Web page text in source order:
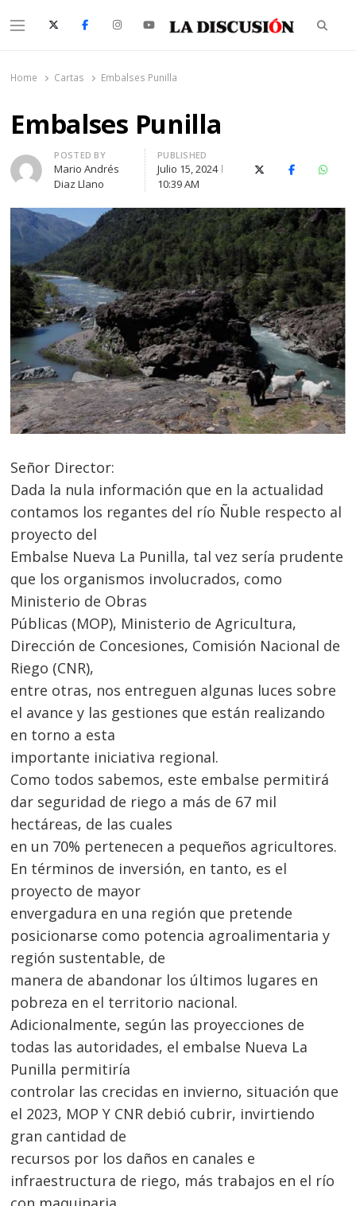
Menu
Home Cartas Embalses Punilla
Embalses Punilla
Author
POSTED BY
Mario Andrés
Diaz Llano
PUBLISHED
Julio 15, 2024
10:39 AM
X (Twitter)Facebook
Señor Director:
Dada la nula información que en la actualidad
contamos los regantes del río Ñuble respecto al
proyecto del
Embalse Nueva La Punilla, tal vez sería prudente
que los organismos involucrados, como
Ministerio de Obras
Públicas (MOP), Ministerio de Agricultura,
Dirección de Concesiones, Comisión Nacional de
Riego (CNR),
entre otras, nos entreguen algunas luces sobre
el avance y las gestiones que están realizando
en torno a esta
importante iniciativa regional.
Como todos sabemos, este embalse permitirá
dar seguridad de riego a más de 67 mil
hectáreas, de las cuales
en un 70% pertenecen a pequeños agricultores.
En términos de inversión, en tanto, es el
proyecto de mayor
envergadura en una región que pretende
posicionarse como potencia agroalimentaria y
región sustentable, de
manera de abandonar los últimos lugares en
pobreza en el territorio nacional.
Adicionalmente, según las proyecciones de
todas las autoridades, el embalse Nueva La
Punilla permitiría
controlar las crecidas en invierno, situación que
el 2023, MOP Y CNR debió cubrir, invirtiendo
gran cantidad de
recursos por los daños en canales e
infraestructura de riego, más trabajos en el río
Navegación
de
entradas